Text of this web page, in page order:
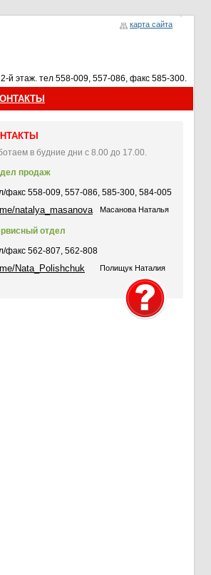
карта сайта
й этаж. тел 558-009, 557-086, факс 585-300.
в будние дни с 8.00 до 17.00.
продаж
факс 558-009, 557-086, 585-300, 584-005
natalya_masanova Масанова Наталья
отдел
факс 562-807, 562-808
Nata_Polishchuk Полищук Наталия